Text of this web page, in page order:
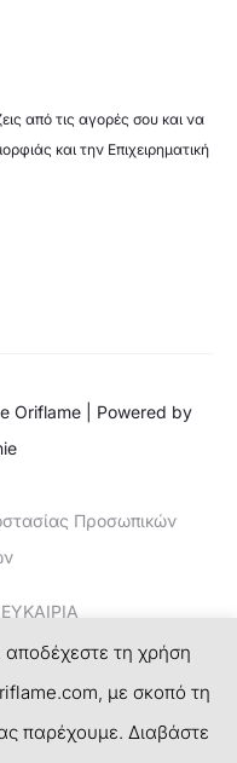
από τις αγορές σου και να
και την Επιχειρηματική
Oriflame | Powered by
Προσωπικών
SUCCESS PLAN
τη χρήση
με σκοπό τη
παρέχουμε. Διαβάστε